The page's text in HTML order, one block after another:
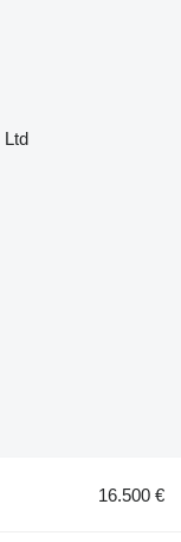
Ltd
16.500 €